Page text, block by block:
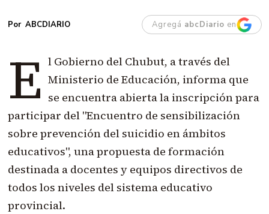
ABCDIARIO Agregá abcDiario en
E l Gobierno del Chubut, a través del
Ministerio de Educación, informa que
se encuentra abierta la inscripción para
participar del "Encuentro de sensibilización
sobre prevención del suicidio en ámbitos
educativos", una propuesta de formación
destinada a docentes y equipos directivos de
todos los niveles del sistema educativo
provincial.